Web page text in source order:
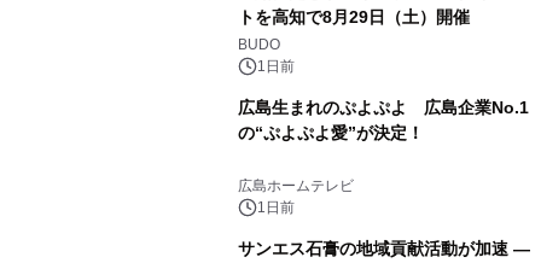
トを高知で8月29日（土）開催
BUDO
1日前
広島生まれのぷよぷよ 広島企業No.1
の“ぷよぷよ愛”が決定！
広島ホームテレビ
1日前
サンエス石膏の地域貢献活動が加速 ―